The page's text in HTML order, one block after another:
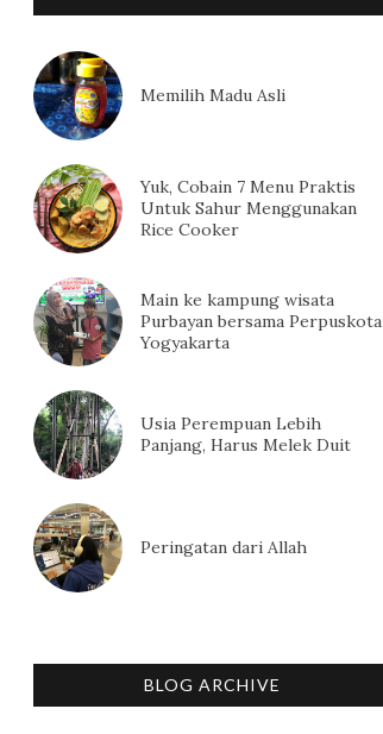
Memilih Madu Asli
Yuk, Cobain 7 Menu Praktis
Untuk Sahur Menggunakan
Rice Cooker
Main ke kampung wisata
Purbayan bersama Perpuskota
Yogyakarta
Usia Perempuan Lebih
Panjang, Harus Melek Duit
Peringatan dari Allah
BLOG ARCHIVE